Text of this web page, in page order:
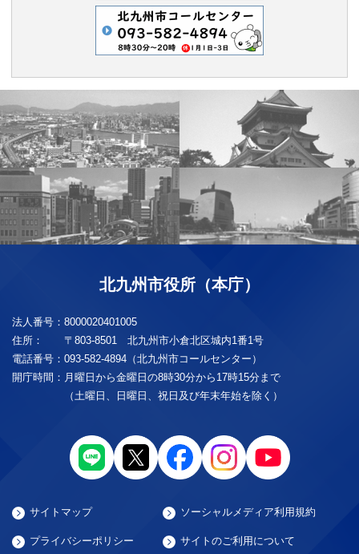
北九州市役所（本庁）
法人番号： 8000020401005
住所：
〒803-8501 北九州市小倉北区城内1番1号
電話番号： 093-582-4894（北九州市コールセンター）
開庁時間： 月曜日から金曜日の8時30分から17時15分まで
（土曜日、日曜日、祝日及び年末年始を除く）
サイトマップ ソーシャルメディア利用規約
プライバシーポリシー サイトのご利用について